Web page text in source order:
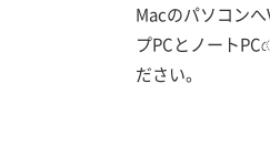
Macのパソコン
プPCとノート
ださい。